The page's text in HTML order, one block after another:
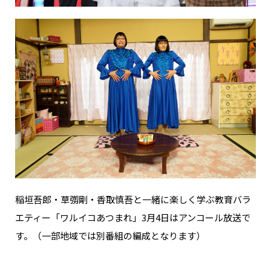
稲垣吾郎・草彅剛・香取慎吾と一緒に楽しく学ぶ教育バラ
エティー「ワルイコあつまれ」3月4日はアンコール放送で
す。（一部地域では別番組の編成となります）